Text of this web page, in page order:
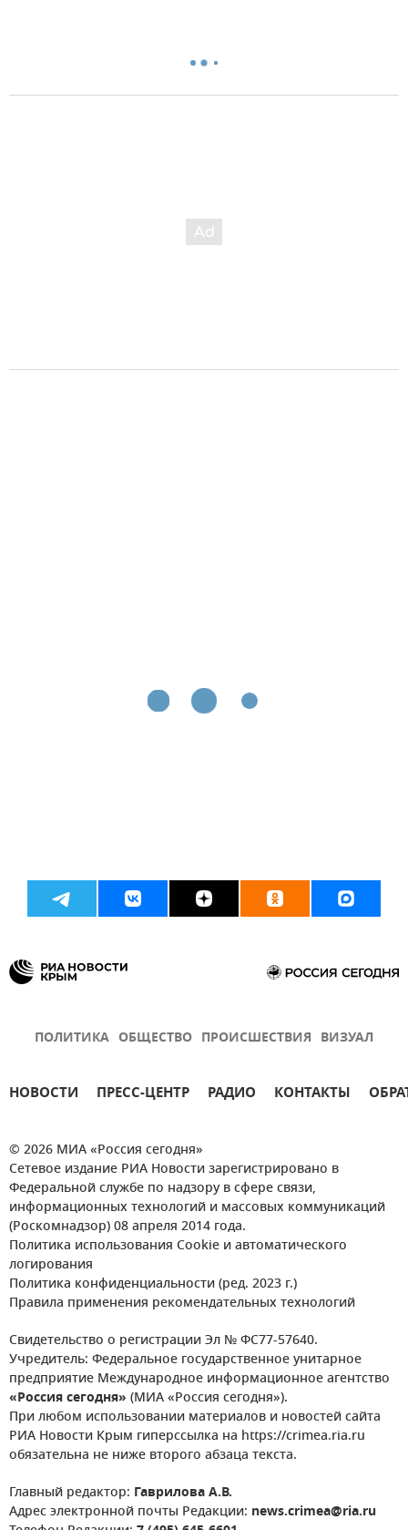
ПОЛИТИКА ОБЩЕСТВО ПРОИСШЕСТВИЯ ВИЗУАЛ
НОВОСТИ ПРЕСС-ЦЕНТР РАДИО КОНТАКТЫ
© 2026 МИА «Россия сегодня»
Сетевое издание РИА Новости зарегистрировано в
Федеральной службе по надзору в сфере связи,
информационных технологий и массовых коммуникаций
(Роскомнадзор) 08 апреля 2014 года.
Политика использования Cookie и автоматического
логирования
Политика конфиденциальности (ред. 2023 г.)
Правила применения рекомендательных технологий
Свидетельство о регистрации Эл № ФС77-57640.
Учредитель: Федеральное государственное унитарное
предприятие Международное информационное агентство
«Россия сегодня» (МИА «Россия сегодня»).
При любом использовании материалов и новостей сайта
РИА Новости Крым гиперссылка на https://crimea.ria.ru
обязательна не ниже второго абзаца текста.
Главный редактор: Гаврилова А.В.
Адрес электронной почты Редакции: news.crimea@ria.ru